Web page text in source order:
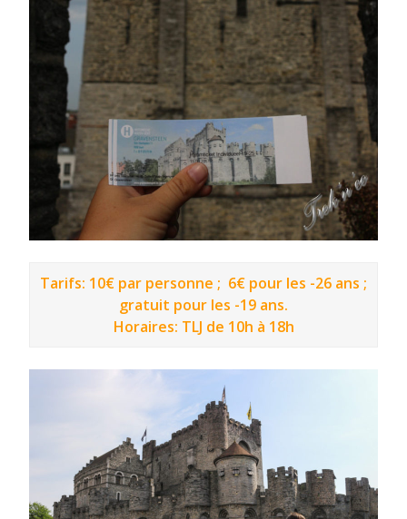
Tarifs: 10€ par personne ; 6€ pour les -26 ans ;
gratuit pour les -19 ans.
Horaires: TLJ de 10h à 18h